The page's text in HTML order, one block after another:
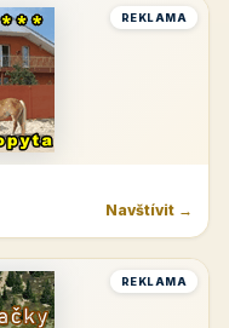
REKLAMA
Navštívit →
REKLAMA